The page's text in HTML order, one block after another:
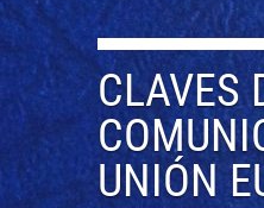
CLAVES
UNIÓN